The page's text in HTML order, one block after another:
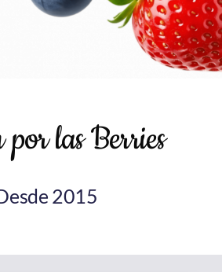
las Berries
2015